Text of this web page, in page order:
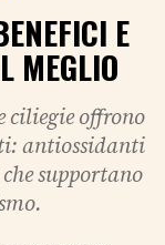
E
MEGLIO
ciliegie offrono
antiossidanti
supportano